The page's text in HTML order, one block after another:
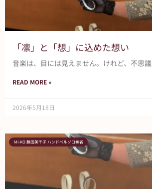
「凛」と「想」に込めた想い
音楽は、目には見えません。けれど、不思議
READ MORE »
2026年5月18日
MI-KO 藤田美千子 ハンドベルソロ奏者